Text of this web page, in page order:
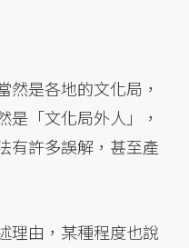
然是各地的文化局，
是「文化局外人」，
有許多誤解，甚至產
理由，某種程度也說